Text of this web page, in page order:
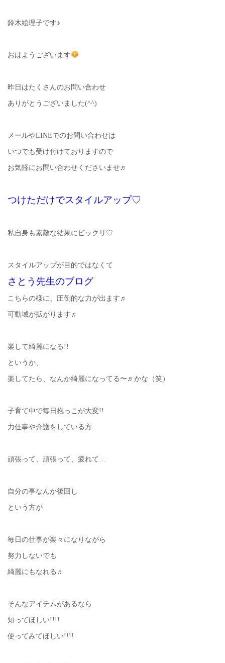
鈴木絵理子です♪
おはようございます
昨日はたくさんのお問い合わせ
ありがとうございました(^^)
メールやLINEでのお問い合わせは
いつでも受け付けておりますので
お気軽にお問い合わせくださいませ♬
つけただけでスタイルアップ♡
私自身も素敵な結果にビックリ♡
スタイルアップが目的ではなくて
さとう先生のブログ
こちらの様に、圧倒的な力が出ます♬
可動域が拡がります♬
楽して綺麗になる!!
というか、
楽してたら、なんか綺麗になってる〜♬かな（笑）
子育て中で毎日抱っこが大変!!
力仕事や介護をしている方
頑張って、頑張って、疲れて…
自分の事なんか後回し
という方が
毎日の仕事が楽々になりながら
努力しないでも
綺麗にもなれる♬
そんなアイテムがあるなら
知ってほしい!!!!
使ってみてほしい!!!!